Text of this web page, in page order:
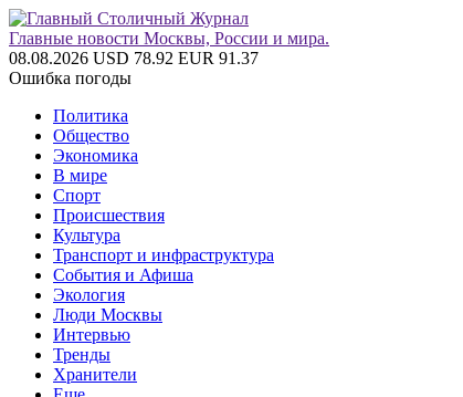
Главные новости Москвы, России и мира.
08.08.2026 USD 78.92 EUR 91.37
Ошибка погоды
Политика
Общество
Экономика
В мире
Спорт
Происшествия
Культура
Транспорт и инфраструктура
События и Афиша
Экология
Люди Москвы
Интервью
Тренды
Хранители